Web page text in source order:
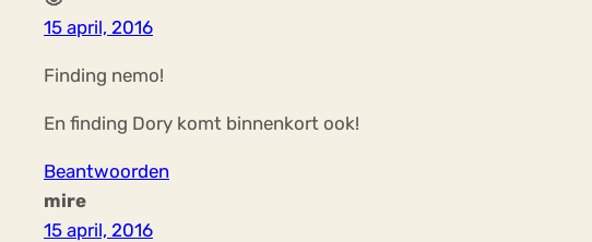
15 april, 2016
Finding nemo!
En finding Dory komt binnenkort ook!
Beantwoorden
mire
15 april, 2016